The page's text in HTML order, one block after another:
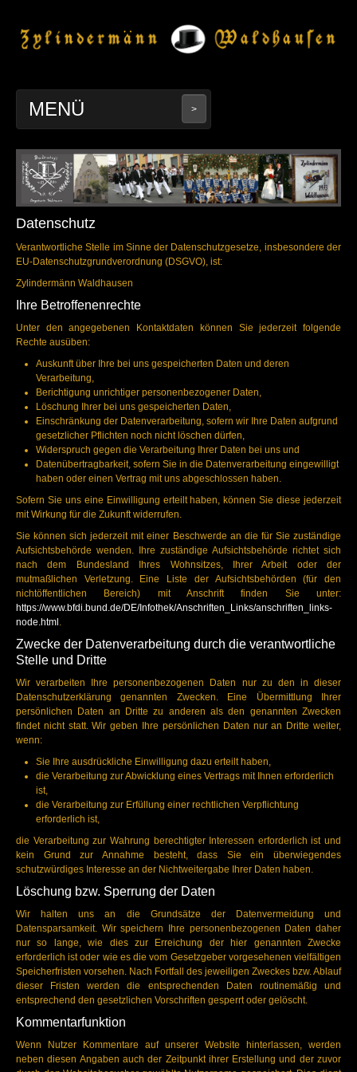
MENÜ >
Geschichte
Termine
In Gedenken
Datenschutz
Verantwortliche Stelle im Sinne der Datenschutzgesetze, insbesondere der
EU-Datenschutzgrundverordnung (DSGVO), ist:
Zylindermänn Waldhausen
Ihre Betroffenenrechte
Unter den angegebenen Kontaktdaten können Sie jederzeit folgende
Rechte ausüben:
Auskunft über Ihre bei uns gespeicherten Daten und deren
Verarbeitung,
Berichtigung unrichtiger personenbezogener Daten,
Löschung Ihrer bei uns gespeicherten Daten,
Einschränkung der Datenverarbeitung, sofern wir Ihre Daten aufgrund
gesetzlicher Pflichten noch nicht löschen dürfen,
Widerspruch gegen die Verarbeitung Ihrer Daten bei uns und
Datenübertragbarkeit, sofern Sie in die Datenverarbeitung eingewilligt
haben oder einen Vertrag mit uns abgeschlossen haben.
Sofern Sie uns eine Einwilligung erteilt haben, können Sie diese jederzeit
mit Wirkung für die Zukunft widerrufen.
Sie können sich jederzeit mit einer Beschwerde an die für Sie zuständige
Aufsichtsbehörde wenden. Ihre zuständige Aufsichtsbehörde richtet sich
nach dem Bundesland Ihres Wohnsitzes, Ihrer Arbeit oder der
mutmaßlichen Verletzung. Eine Liste der Aufsichtsbehörden (für den
nichtöffentlichen Bereich) mit Anschrift finden Sie unter:
https://www.bfdi.bund.de/DE/Infothek/Anschriften_Links/anschriften_links-
node.html .
Zwecke der Datenverarbeitung durch die verantwortliche
Stelle und Dritte
Wir verarbeiten Ihre personenbezogenen Daten nur zu den in dieser
Datenschutzerklärung genannten Zwecken. Eine Übermittlung Ihrer
persönlichen Daten an Dritte zu anderen als den genannten Zwecken
findet nicht statt. Wir geben Ihre persönlichen Daten nur an Dritte weiter,
wenn:
Sie Ihre ausdrückliche Einwilligung dazu erteilt haben,
die Verarbeitung zur Abwicklung eines Vertrags mit Ihnen erforderlich
ist,
die Verarbeitung zur Erfüllung einer rechtlichen Verpflichtung
erforderlich ist,
die Verarbeitung zur Wahrung berechtigter Interessen erforderlich ist und
kein Grund zur Annahme besteht, dass Sie ein überwiegendes
schutzwürdiges Interesse an der Nichtweitergabe Ihrer Daten haben.
Löschung bzw. Sperrung der Daten
Wir halten uns an die Grundsätze der Datenvermeidung und
Datensparsamkeit. Wir speichern Ihre personenbezogenen Daten daher
nur so lange, wie dies zur Erreichung der hier genannten Zwecke
erforderlich ist oder wie es die vom Gesetzgeber vorgesehenen vielfältigen
Speicherfristen vorsehen. Nach Fortfall des jeweiligen Zweckes bzw. Ablauf
dieser Fristen werden die entsprechenden Daten routinemäßig und
entsprechend den gesetzlichen Vorschriften gesperrt oder gelöscht.
Kommentarfunktion
Wenn Nutzer Kommentare auf unserer Website hinterlassen, werden
neben diesen Angaben auch der Zeitpunkt ihrer Erstellung und der zuvor